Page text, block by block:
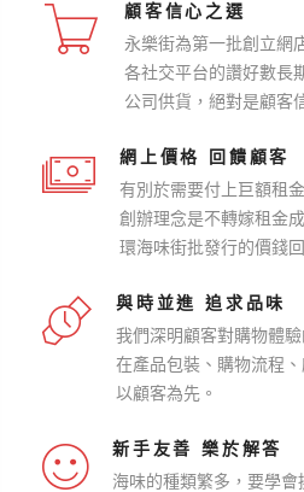
顧客信心之選
永樂街為第一批創立網
各社交平台的讚好數長
公司供貨，絕對是顧客
網上價格 回饋顧客
有別於需要付上巨額租
創辦理念是不轉嫁租金
環海味街批發行的價錢
與時並進 追求品味
我們深明顧客對購物體
在產品包裝、購物流程
以顧客為先。
新手友善 樂於解答
海味的種類繁多，要學